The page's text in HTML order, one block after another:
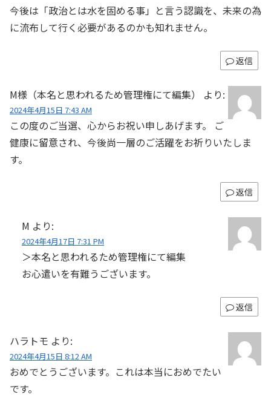
今後は「政治とは水を固める事」と言う認識を、未来の為
に流布して行く必要があるのかも知れません。
返信
M様（本名と思われるため管理権にて編集） より:
2024年4月15日 7:43 AM
この度のご当選、心からお祝い申しあげます。 ご
健康に留意され、今後尚一層のご活躍をお祈りいたしま
す。
返信
M より:
2024年4月17日 7:31 PM
＞本名と思われるため管理権にて編集
お心遣いを有難うございます。
返信
ハラトモ より:
2024年4月15日 8:12 AM
おめでとうございます。これは本当におめでたい
です。